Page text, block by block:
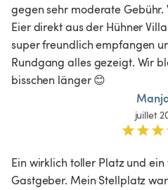
gegen sehr moderate
Eier direkt aus der Hühner
super freundlich empfangen
Rundgang alles gezeigt. Wir
bisschen länger 😊
juillet
Ein wirklich toller Platz und
Gastgeber. Mein Stellplatz